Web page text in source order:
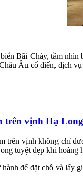
Bãi Cháy, tầm
Âu cổ điển, dịch
trên vịnh Hạ
trên vịnh không chỉ
tuyệt đẹp khi
để đặt chỗ và lấy